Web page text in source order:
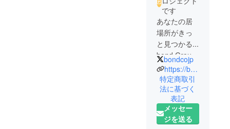
です
あなたの居
場所がきっ
と見つかる...
bond Group
です。
全Vライバー
レーベル合
同イベント
「bondフェ
ス」を開催
bondcojp
https://bond-co.jp/
特定商取引
法に基づく
表記
メッセー
ジを送る